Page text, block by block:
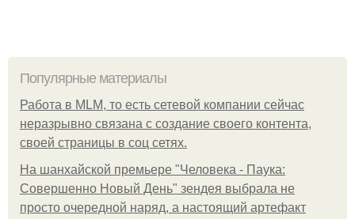
Популярные материалы
Работа в MLM, то есть сетевой компании сейчас
неразрывно связана с создание своего контента,
своей страницы в соц сетях.
На шанхайской премьере "Человека - Паука:
Совершенно Новый День" зендея выбрала не
просто очередной наряд, а настоящий артефакт